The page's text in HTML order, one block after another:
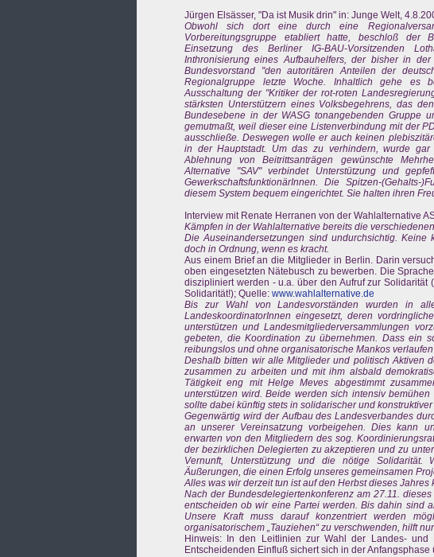
Jürgen Elsässer, "Da ist Musik drin" in: Junge Welt,
Obwohl sich dort eine durch eine
Vorbereitungsgruppe etabliert hatte, beschloß der
Einsetzung des Berliner IG-BAU-Vorsitzenden
Inthronisierung eines Aufbauhelfers, der bisher in
Bundesvorstand "den autoritären Anteilen der
Regionalgruppe letzte Woche. Inhaltlich gehe es
Ausschaltung der "Kritiker der rot-roten
stärksten Unterstützern eines Volksbegehrens, das
Bundesebene in der WASG tonangebenden Gruppe
gemutmaßt, weil dieser eine Listenverbindung mit der
ausschließe. Deswegen wolle er auch keinen
in der Hauptstadt. Um das zu verhindern, wurde
Ablehnung von Beitrittsanträgen gewünschte
Alternative "SAV" verbindet Unterstützung und
GewerkschaftsfunktionärInnen. Die Spitzen-
diesem System bequem eingerichtet. Sie halten ihren
Interview mit Renate Herranen von der Wahlalternative
Kämpfen in der Wahlalternative bereits die
Die Auseinandersetzungen sind undurchsichtig.
doch in Ordnung, wenn es kracht.
Aus einem Brief an die Mitglieder in Berlin. Darin
oben eingesetzten Nätebusch zu bewerben. Die
diszipliniert werden - u.a. über den Aufruf zur
Solidarität!); Quelle: www.wahlalternative.de
Bis zur Wahl von Landesvorständen wurden in
LandeskoordinatorInnen eingesetzt, deren
unterstützen und Landesmitgliederversammlungen
gebeten, die Koordination zu übernehmen. Dass ein
reibungslos und ohne organisatorische Mankos
Deshalb bitten wir alle Mitglieder und politisch Aktiven
zusammen zu arbeiten und mit ihm alsbald
Tätigkeit eng mit Helge Meves abgestimmt
unterstützen wird. Beide werden sich intensiv
sollte dabei künftig stets in solidarischer und konstruktiver
Gegenwärtig wird der Aufbau des Landesverbandes
an unserer Vereinsatzung vorbeigehen. Dies kann
erwarten von den Mitgliedern des sog.
der bezirklichen Delegierten zu akzeptieren und zu
Vernunft, Unterstützung und die nötige Solidarität.
Äußerungen, die einen Erfolg unseres gemeinsamen
Alles was wir derzeit tun ist auf den Herbst dieses Jahres
Nach der Bundesdelegiertenkonferenz am 27.11.
entscheiden ob wir eine Partei werden. Bis dahin sind
Unsere Kraft muss darauf konzentriert werden
organisatorischem „Tauziehen“ zu verschwenden, hilft
Hinweis: In den Leitlinien zur Wahl der Landes- und
Entscheidenden Einfluß sichert sich in der